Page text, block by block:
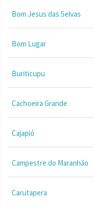
Bom Jesus das Selvas
Bom Lugar
Buriticupu
Cachoeira Grande
Cajapió
Campestre do Maranhão
Carutapera